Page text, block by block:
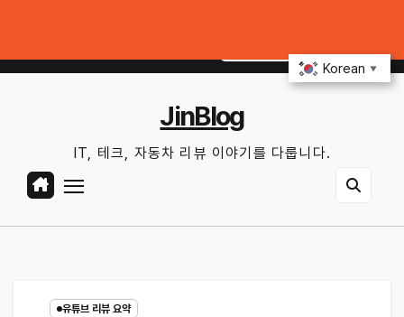
JinBlog
IT, 테크, 자동차 리뷰 이야기를 다룹니다.
유튜브 리뷰 요약
Korean ▼